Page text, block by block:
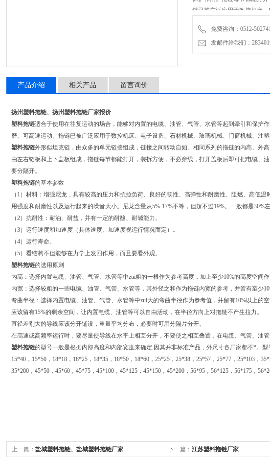
链已被广泛应用于数控机床
免费咨询：0512-
发邮件给我们：
产品介绍 相关产品 留言询价
扬州塑料拖链、扬州塑料拖链厂家报价
塑料拖链适合于使用在往复运动的场合，能够对内置的电缆、油管、气管、水管等起到牵引和保护
磨、可高速运动。拖链已被广泛应用于数控机床、电子设备、石材机械、玻璃机械、门窗机械、注
塑料拖链外形似坦克链，由众多的单元链接组成，链接之间转动自如。相同系列的拖链的内高、外
由左右链板和上下盖板组成，拖链每节都能打开，装拆方便，不必穿线，打开盖板后即可把电缆、
要分隔开。
塑料拖链的基本参数
（1）材料：增强尼龙，具有较高的压力和抗拉负荷、良好的韧性、高弹性和耐磨性、阻燃、高低
用强度和耐磨性以及运行起来的噪音大小。尼龙含量从5%-17%不等，但超不过19%。一般都是30%左
（2）抗耐性：耐油、耐盐，并有一定的耐酸、耐碱能力。
（3）运行速度和加速度（具体速度、加速度视运行情况而定）。
（4）运行寿命。
（5）看结构不但能够在力学上发回作用，而且要看外观。
塑料拖链的选用原则
内高：选择内置电缆、油管、气管、水管等中zui粗的一根作为参考高度，加上至少10%的高度空
内宽：选择较粗的一些电缆、油管、气管、水管等，其外径之和作为拖链内宽的参考，并留有至
弯曲半径：选择内置电缆、油管、气管、水管等中zui大的弯曲半径作为参考值，并留有10%以上
应该留有15%的剩余空间，让内置电缆、油管等可以自由活动，在半径方向上对拖链不产生拉力
直径差别大的导线应该分开铺设，重量平均分布，必要时可用分隔片分开。
在高速或高频率运行时，要尽量使导线在水平上相互分开，不要使之相互叠置，在电缆、气管、油管
塑料拖链的型号一般是根据内部高度和内部宽度来确定,因其并非标准产品，外尺寸各厂家都不*。型
15*40，15*50，18*18，18*25，18*35，18*50，18*60，25*25，25*38，25*57，25*77，25*103，
35*200，45*50，45*60，45*75，45*100，45*125，45*150，45*200，56*95，56*125，56*175，
上一篇： 盐城塑料拖链、盐城塑料拖链厂家 下一篇： 江苏塑料拖链厂家